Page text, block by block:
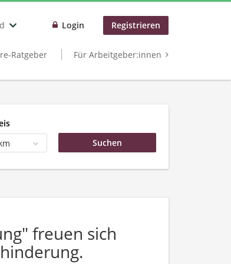
Login Registrieren
Ratgeber Für Arbeitgeber:innen
freuen sich